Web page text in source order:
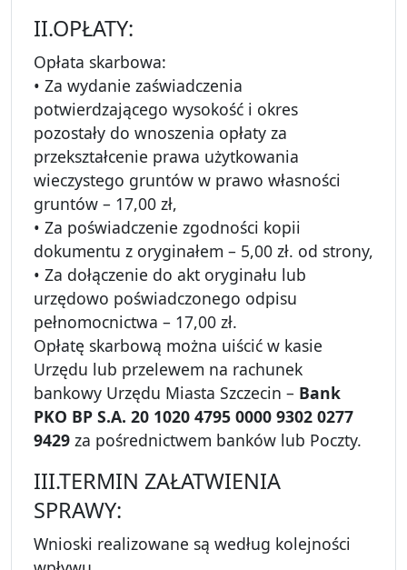
II.OPŁATY:
Opłata skarbowa:
• Za wydanie zaświadczenia
potwierdzającego wysokość i okres
pozostały do wnoszenia opłaty za
przekształcenie prawa użytkowania
wieczystego gruntów w prawo własności
gruntów – 17,00 zł,
• Za poświadczenie zgodności kopii
dokumentu z oryginałem – 5,00 zł. od strony,
• Za dołączenie do akt oryginału lub
urzędowo poświadczonego odpisu
pełnomocnictwa – 17,00 zł.
Opłatę skarbową można uiścić w kasie
Urzędu lub przelewem na rachunek
bankowy Urzędu Miasta Szczecin – Bank
PKO BP S.A. 20 1020 4795 0000 9302 0277
9429 za pośrednictwem banków lub Poczty.
III.TERMIN ZAŁATWIENIA
SPRAWY:
Wnioski realizowane są według kolejności